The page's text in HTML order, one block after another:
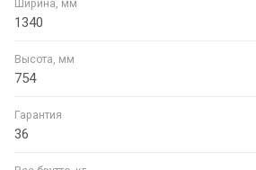
Ширина, мм
1340
Высота, мм
754
Гарантия
36